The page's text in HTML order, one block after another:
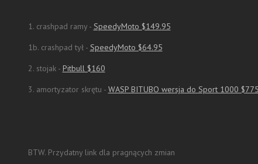
1. crashpad ramy - SpeedyMoto $149.95
1b. crashpad tył - SpeedyMoto $64.95
2. stojak - Pitbull $160
3. amortyzator skrętu - WASP BITUBO wersja do Sport 1000 $775
BTW. Przydatny link dla pragnących zmian